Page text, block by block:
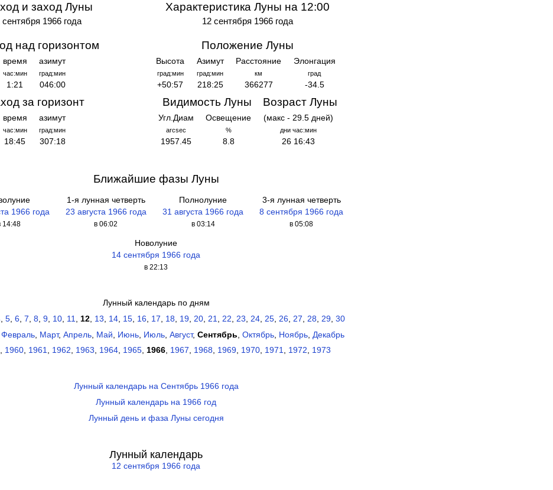
и заход Луны
сентября 1966 года
над горизонтом
время
час:мин
1:21
азимут
град:мин
046:00
за горизонт
время
час:мин
18:45
азимут
град:мин
307:18
Характеристика Луны на 12:00
12 сентября 1966 года
Положение Луны
Высота
град:мин
+50:57
Азимут
град:мин
218:25
Расстояние
км
366277
Элонгация
град
-34.5
Видимость Луны
Угл.Диам
arcsec
1957.45
Освещение
%
8.8
Возраст Луны
(макс - 29.5 дней)
дни час:мин
26 16:43
Ближайшие фазы Луны
1966 года
14:48
1-я лунная четверть
23 августа 1966 года
в 06:02
Полнолуние
31 августа 1966 года
в 03:14
3-я лунная четверть
8 сентября 1966 года
в 05:08
Новолуние
14 сентября 1966 года
в 22:13
Лунный календарь по дням
, 5, 6, 7 8 9, 10, 11 12, 13 14, 15, 16, 17 18 19, 20, 21 22 23 24, 25, 26, 27 28 29, 30
Февраль, Март, Апрель, Май Июнь, Июль, Август, Сентябрь Октябрь, Ноябрь, Декабрь
, 1960, 1961, 1962, 1963, 1964, 1965, 1966, 1967, 1968, 1969, 1970, 1971, 1972, 1973
Лунный календарь на Сентябрь 1966 года
Лунный календарь на 1966 год
Лунный день и фаза Луны сегодня
Лунный календарь
12 сентября 1966 года